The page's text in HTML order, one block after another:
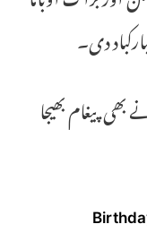
دی۔
بھی پیغام بھیجا